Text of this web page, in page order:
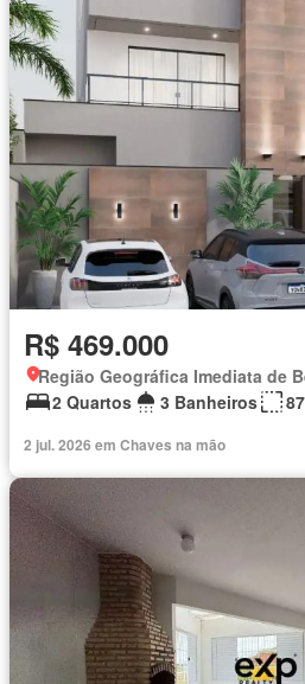
R$ 469.000
2 Quartos
3 Banheiros
2 jul. 2026 em Chaves na mão